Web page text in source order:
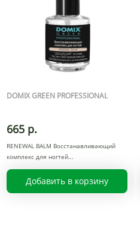
DOMIX GREEN PROFESSIONAL
665 р.
RENEWAL BALM Восстанавливающий
комплекс для ногтей
Добавить в корзину